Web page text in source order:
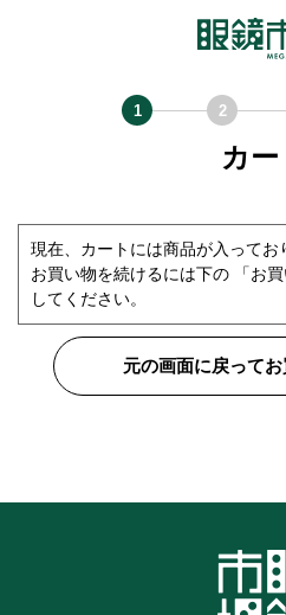
カー
現在、カートには商品が入ってお
お買い物を続けるには下の 「お
してください。
元の画面に戻って